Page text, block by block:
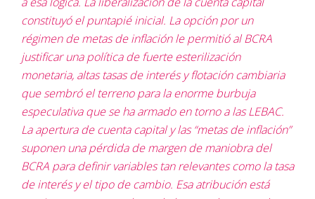
constituyó el puntapié inicial. La opción por un
régimen de metas de inflación le permitió al BCRA
justificar una política de fuerte esterilización
monetaria, altas tasas de interés y flotación cambiaria
que sembró el terreno para la enorme burbuja
especulativa que se ha armado en torno a las LEBAC.
La apertura de cuenta capital y las “metas de inflación”
suponen una pérdida de margen de maniobra del
BCRA para definir variables tan relevantes como la tasa
de interés y el tipo de cambio. Esa atribución está